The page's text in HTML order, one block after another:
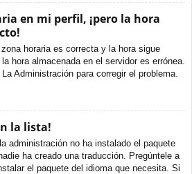
en mi perfil, ¡pero la hora
horaria es correcta y la hora sigue
hora almacenada en el servidor es errónea.
Administración para corregir el problema.
la lista!
administración no ha instalado el paquete
ha creado una traducción. Pregúntele a
el paquete del idioma que necesita. Si